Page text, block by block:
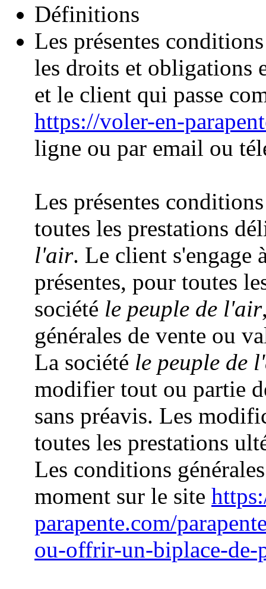
Définitions
Les présentes
les droits et obligations
et le client qui passe
https://voler-en-
ligne ou par email ou
Les présentes
toutes les prestations
l'air. Le client s'engage
présentes, pour toutes
société le peuple de l'air
générales de vente ou
La société le peuple de
modifier tout ou partie
sans préavis. Les
toutes les prestations
Les conditions
moment sur le site
parapente.com/
ou-offrir-un-biplace-de-